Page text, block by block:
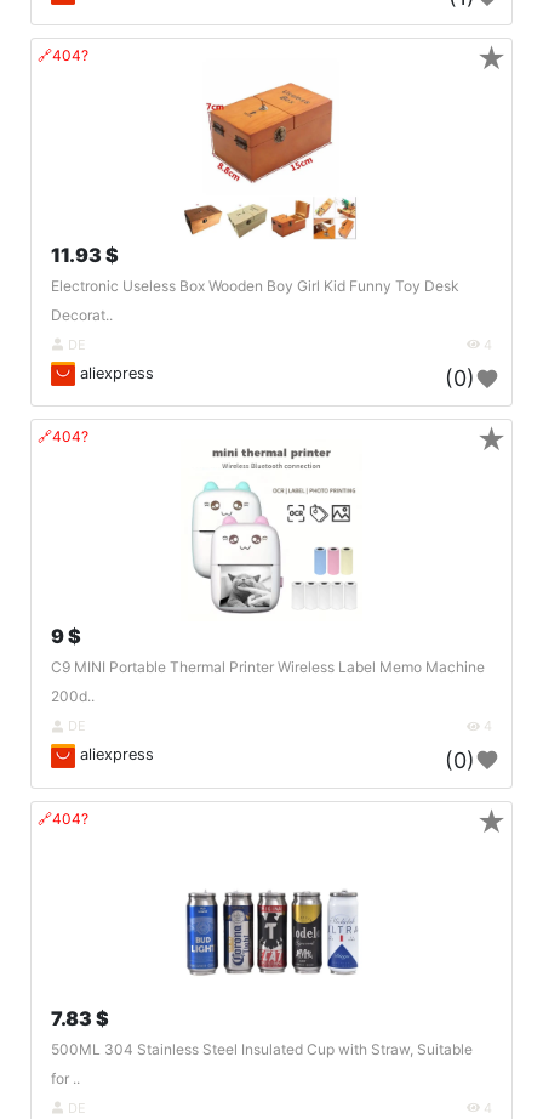
🔗404?
11.93 $
Electronic Useless Box Wooden Boy Girl Kid Funny Toy Desk
Decorat..
DE 4
aliexpress (0)
★
🔗404?
9 $
C9 MINI Portable Thermal Printer Wireless Label Memo Machine
200d..
DE 4
aliexpress (0)
★
🔗404?
7.83 $
500ML 304 Stainless Steel Insulated Cup with Straw, Suitable
for ..
DE 4
★